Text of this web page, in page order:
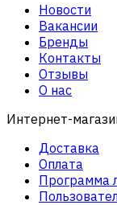
Новости
Вакансии
Бренды
Контакты
Отзывы
О нас
Интернет-
Доставка
Оплата
Программа